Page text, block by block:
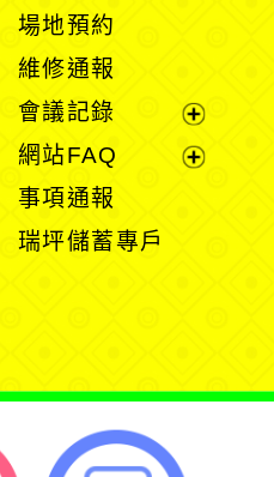
場地預約
維修通報
會議記錄
展
開
網站FAQ
事項通報
瑞坪儲蓄專戶